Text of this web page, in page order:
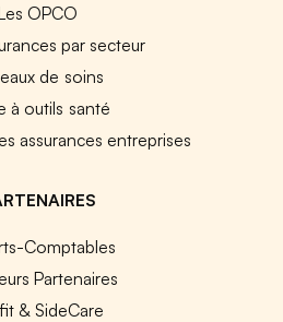
OPCO
par secteur
de soins
à outils santé
assurances entreprises
Comptables
Partenaires
& SideCare